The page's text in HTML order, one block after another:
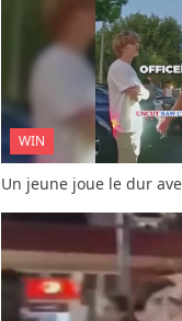
WIN
Un jeune joue le dur